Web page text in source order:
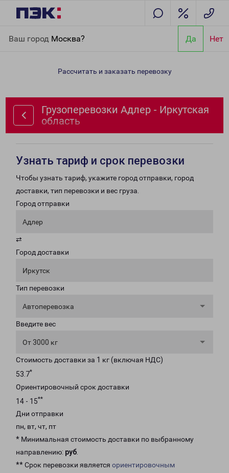
Ваш город Москва? Да Нет
область
Рассчитать и заказать перевозку
Грузоперевозки Адлер - Иркутская
область
Узнать тариф и срок перевозки
Чтобы узнать тариф, укажите город отправки, город
доставки, тип перевозки и вес груза.
Город отправки
Адлер
⇄
Город доставки
Иркутск
Тип перевозки
Автоперевозка
Введите вес
От 3000 кг
Стоимость доставки за 1 кг (включая НДС)
53.7*
Ориентировочный срок доставки
14 - 15**
Дни отправки
пн, вт, чт, пт
* Минимальная стоимость доставки по выбранному
направлению: руб.
** Срок перевозки является ориентировочным